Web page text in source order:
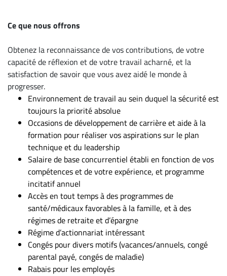
Ce que nous offrons
Obtenez la reconnaissance de vos contributions, de votre
capacité de réflexion et de votre travail acharné, et la
satisfaction de savoir que vous avez aidé le monde à
progresser.
Environnement de travail au sein duquel la sécurité est
toujours la priorité absolue
Occasions de développement de carrière et aide à la
formation pour réaliser vos aspirations sur le plan
technique et du leadership
Salaire de base concurrentiel établi en fonction de vos
compétences et de votre expérience, et programme
incitatif annuel
Accès en tout temps à des programmes de
santé/médicaux favorables à la famille, et à des
régimes de retraite et d’épargne
Régime d’actionnariat intéressant
Congés pour divers motifs (vacances/annuels, congé
parental payé, congés de maladie)
Rabais pour les employés